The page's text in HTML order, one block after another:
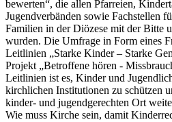
bewerten“, die allen Pfarreien,
Jugendverbänden sowie Fachstellen
Familien in der Diözese mit der Bitte
wurden. Die Umfrage in Form eines
Leitlinien „Starke Kinder – Starke
Projekt „Betroffene hören -
Leitlinien ist es, Kinder und
kirchlichen Institutionen zu schützen
kinder- und jugendgerechten Ort
Wie muss Kirche sein, damit